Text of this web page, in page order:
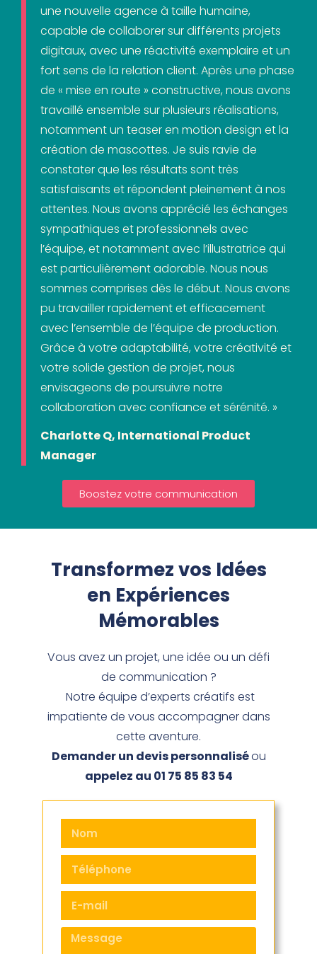
une nouvelle agence à taille humaine,
capable de collaborer sur différents projets
digitaux, avec une réactivité exemplaire et un
fort sens de la relation client. Après une phase
de « mise en route » constructive, nous avons
travaillé ensemble sur plusieurs réalisations,
notamment un teaser en motion design et la
création de mascottes. Je suis ravie de
constater que les résultats sont très
satisfaisants et répondent pleinement à nos
attentes. Nous avons apprécié les échanges
sympathiques et professionnels avec
l’équipe, et notamment avec l’illustratrice qui
est particulièrement adorable. Nous nous
sommes comprises dès le début. Nous avons
pu travailler rapidement et efficacement
avec l’ensemble de l’équipe de production.
Grâce à votre adaptabilité, votre créativité et
votre solide gestion de projet, nous
envisageons de poursuivre notre
collaboration avec confiance et sérénité. »
Charlotte Q, International Product
Manager
Boostez votre communication
Transformez vos Idées
en Expériences
Mémorables
Vous avez un projet, une idée ou un défi
de communication ?
Notre équipe d’experts créatifs est
impatiente de vous accompagner dans
cette aventure.
Demander un devis personnaliséou
appelez au 01 75 85 83 54